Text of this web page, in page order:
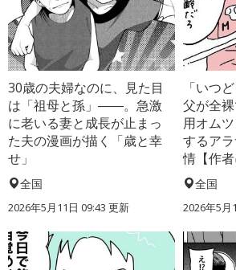
30歳の夫婦なのに、見た目
は「祖母と孫」――。急激
に老いる妻と成長が止まっ
た夫の漫画が描く「歳と幸
せ」
全国
2026年5月11日 09:43 更新
「いつ
父が全
用オム
するア
情【作者
全国
2026年5月